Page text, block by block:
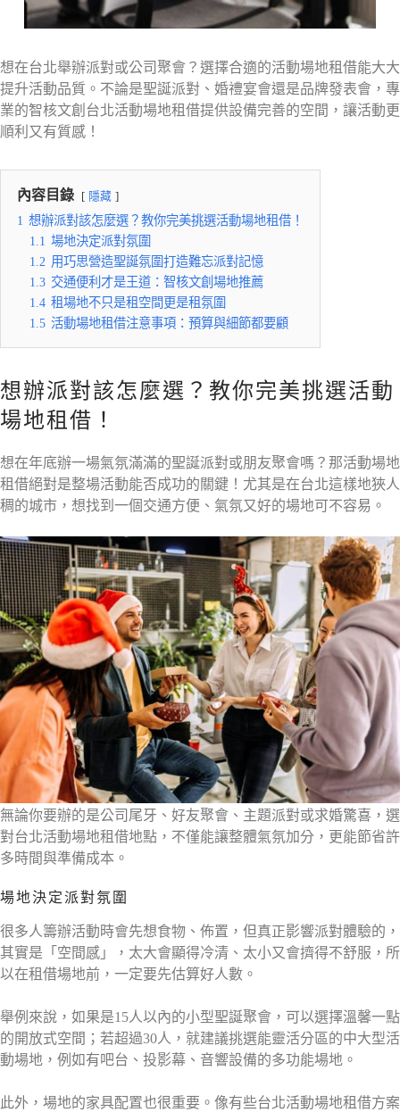
想在台北舉辦派對或公司聚會？選擇合適的活動場地租借能大大
提升活動品質。不論是聖誕派對、婚禮宴會還是品牌發表會，專
業的智核文創台北活動場地租借提供設備完善的空間，讓活動更
順利又有質感！
內容目錄 隱藏
1 想辦派對該怎麼選？教你完美挑選活動場地租借！
1.1 場地決定派對氛圍
1.2 用巧思營造聖誕氛圍打造難忘派對記憶
1.3 交通便利才是王道：智核文創場地推薦
1.4 租場地不只是租空間更是租氛圍
1.5 活動場地租借注意事項：預算與細節都要顧
想辦派對該怎麼選？教你完美挑選活動
場地租借！
想在年底辦一場氣氛滿滿的聖誕派對或朋友聚會嗎？那活動場地
租借絕對是整場活動能否成功的關鍵！尤其是在台北這樣地狹人
稠的城市，想找到一個交通方便、氣氛又好的場地可不容易。
無論你要辦的是公司尾牙、好友聚會、主題派對或求婚驚喜，選
對台北活動場地租借地點，不僅能讓整體氣氛加分，更能節省許
多時間與準備成本。
場地決定派對氛圍
很多人籌辦活動時會先想食物、佈置，但真正影響派對體驗的，
其實是「空間感」，太大會顯得冷清、太小又會擠得不舒服，所
以在租借場地前，一定要先估算好人數。
舉例來說，如果是15人以內的小型聖誕聚會，可以選擇溫馨一點
的開放式空間；若超過30人，就建議挑選能靈活分區的中大型活
動場地，例如有吧台、投影幕、音響設備的多功能場地。
此外，場地的家具配置也很重要。像有些台北活動場地租借方案